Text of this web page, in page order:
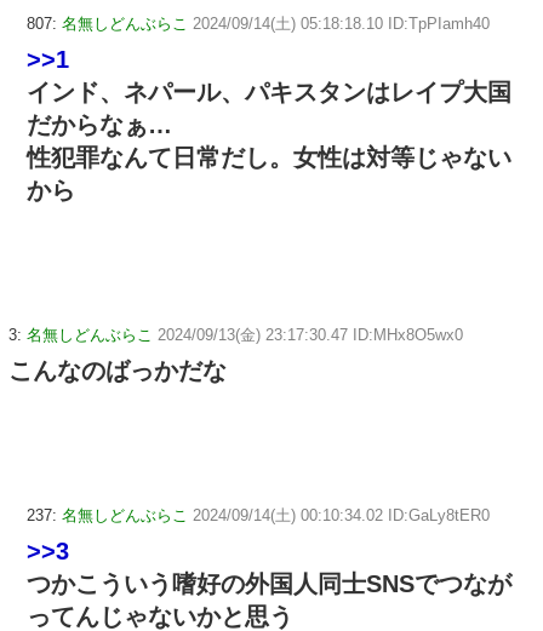
807: 名無しどんぶらこ 2024/09/14(土) 05:18:18.10 ID:TpPIamh40
>>1
インド、ネパール、パキスタンはレイプ大国
だからなぁ…
性犯罪なんて日常だし。女性は対等じゃない
から
3: 名無しどんぶらこ 2024/09/13(金) 23:17:30.47 ID:MHx8O5wx0
こんなのばっかだな
237: 名無しどんぶらこ 2024/09/14(土) 00:10:34.02 ID:GaLy8tER0
>>3
つかこういう嗜好の外国人同士SNSでつなが
ってんじゃないかと思う